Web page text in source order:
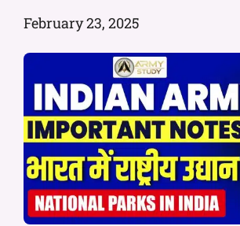
February 23, 2025